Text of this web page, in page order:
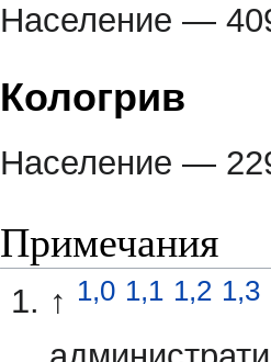
Население —
Кологрив
Население —
Примечания
↑ 1,0 1,1 1,2 1,3